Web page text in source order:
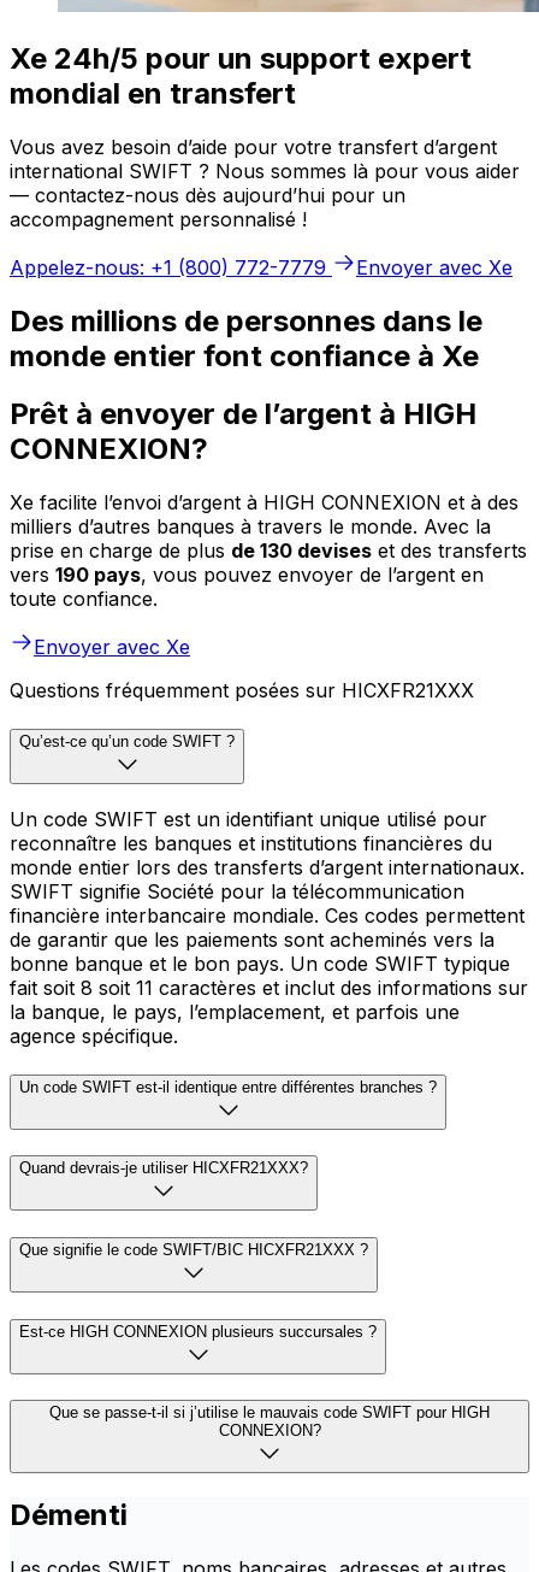
Xe 24h/5 pour un support expert
mondial en transfert
Vous avez besoin d’aide pour votre transfert d’argent
international SWIFT ? Nous sommes là pour vous aider
— contactez-nous dès aujourd’hui pour un
accompagnement personnalisé !
Appelez-nous: +1 (800) 772-7779
Envoyer avec Xe
Des millions de personnes dans le
monde entier font confiance à Xe
Prêt à envoyer de l’argent à HIGH
CONNEXION?
Xe facilite l’envoi d’argent à HIGH CONNEXION et à des
milliers d’autres banques à travers le monde. Avec la
prise en charge de plus de 130 devises et des transferts
vers 190 pays, vous pouvez envoyer de l’argent en
toute confiance.
Envoyer avec Xe
Questions fréquemment posées sur HICXFR21XXX
Qu’est-ce qu’un code SWIFT ?
Un code SWIFT est un identifiant unique utilisé pour
reconnaître les banques et institutions financières du
monde entier lors des transferts d’argent internationaux.
SWIFT signifie Société pour la télécommunication
financière interbancaire mondiale. Ces codes permettent
de garantir que les paiements sont acheminés vers la
bonne banque et le bon pays. Un code SWIFT typique
fait soit 8 soit 11 caractères et inclut des informations sur
la banque, le pays, l’emplacement, et parfois une
agence spécifique.
Un code SWIFT est-il identique entre différentes branches ?
Quand devrais-je utiliser HICXFR21XXX?
Que signifie le code SWIFT/BIC HICXFR21XXX ?
Est-ce HIGH CONNEXION plusieurs succursales ?
Que se passe-t-il si j’utilise le mauvais code SWIFT pour HIGH
CONNEXION?
Démenti